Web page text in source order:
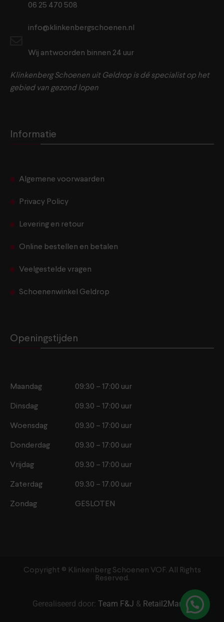
06 25 470 508
info@klinkenbergschoenen.nl
Wij antwoorden binnen 24 uur
Klinkenberg Schoenen uit Geldrop is dé specialist op het
gebied van gezond lopen
Informatie
Algemene voorwaarden
Privacy Policy
Levering en retour
Online bestellen en betalen
Veelgestelde vragen
Schoenenwinkel Geldrop
Openingstijden
Maandag 09:30 – 17:00 uur
Dinsdag 09.30 – 17:00 uur
Woensdag 09.30 – 17:00 uur
Donderdag 09.30 – 17:00 uur
Vrijdag 09.30 – 17:00 uur
Zaterdag 09.30 – 17.00 uur
Zondag GESLOTEN
Copyright ©️ Klinkenberg Schoenen VOF. All Rights
Reserved.
Gerealiseerd door: Team F&J & Retail2Market